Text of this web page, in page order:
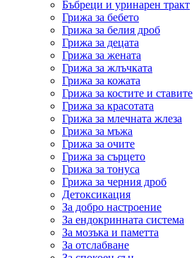
Бъбреци и уринарен тракт
Грижа за бебето
Грижа за белия дроб
Грижа за децата
Грижа за жената
Грижа за жлъчката
Грижа за кожата
Грижа за костите и ставите
Грижа за красотата
Грижа за млечната жлеза
Грижа за мъжа
Грижа за очите
Грижа за сърцето
Грижа за тонуса
Грижа за черния дроб
Детоксикация
За добро настроение
За ендокринната система
За мозъка и паметта
За отслабване